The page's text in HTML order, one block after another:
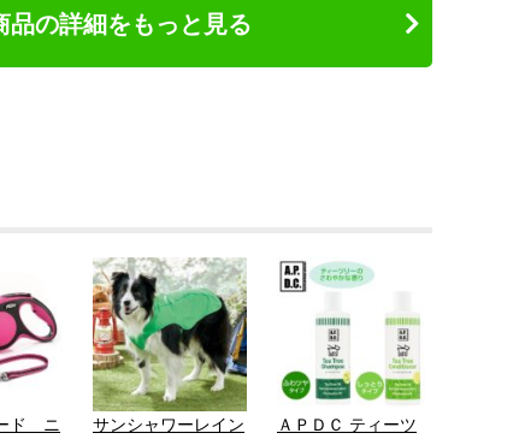
品の詳細をもっと見る
ド ニ
サンシャワーレイン
ＡＰＤＣ ティーツ